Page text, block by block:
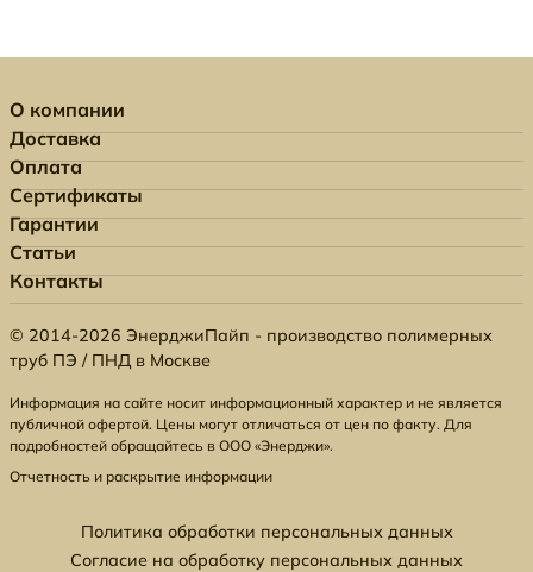
О компании
Доставка
Оплата
Сертификаты
Гарантии
Статьи
Контакты
© 2014-2026 ЭнерджиПайп - производство полимерных
труб ПЭ / ПНД в Москве
Информация на сайте носит информационный характер и не является
публичной офертой. Цены могут отличаться от цен по факту. Для
подробностей обращайтесь в ООО «Энерджи».
Отчетность и раскрытие информации
Политика обработки персональных данных
Согласие на обработку персональных данных